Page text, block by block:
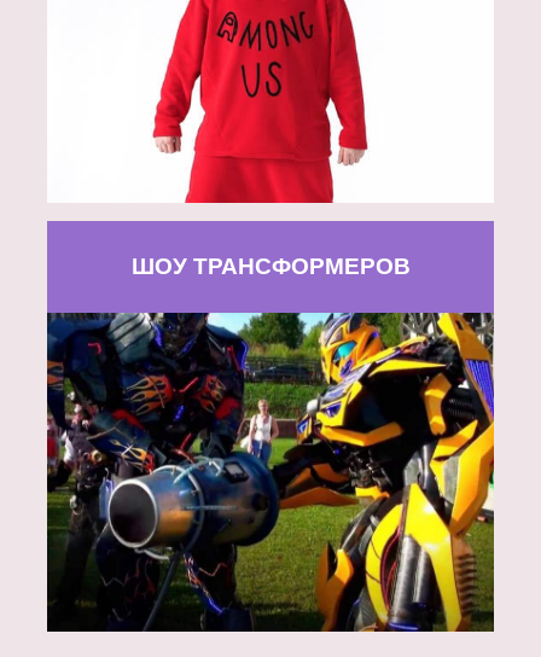
ШОУ ТРАНСФОРМЕРОВ